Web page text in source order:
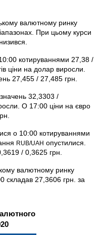
валютному ринку
При цьому курси
котируваннями 27,38 /
ціни на долар виросли.
27,455 / 27,485 грн.
32,3303 /
О 17:00 ціни на євро
о 10:00 котируваннями
RUB/UAH опустилися.
/ 0,3625 грн.
валютному ринку
27,3606 грн. за